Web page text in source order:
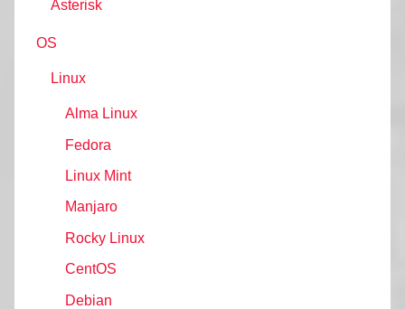
Asterisk
OS
Linux
Alma Linux
Fedora
Linux Mint
Manjaro
Rocky Linux
CentOS
Debian